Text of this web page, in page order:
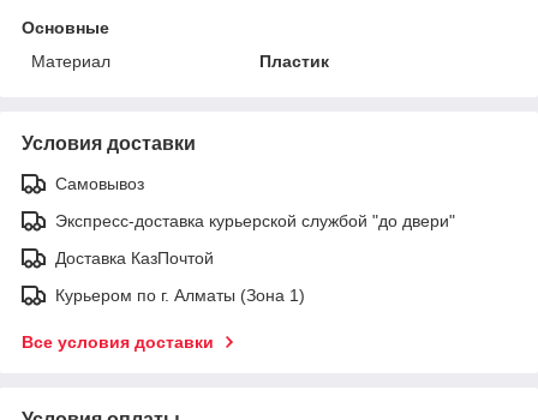
Основные
Материал
Пластик
Условия доставки
Самовывоз
Экспресс-доставка курьерской службой "до двери"
Доставка КазПочтой
Курьером по г. Алматы (Зона 1)
Все условия доставки